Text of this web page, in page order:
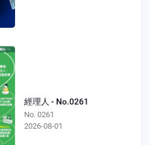
經理人 - No.0261
No. 0261
2026-08-01